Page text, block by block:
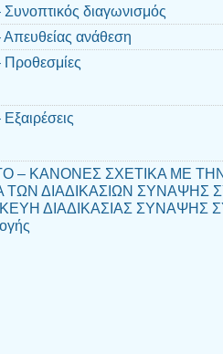
διαγωνισμός
ανάθεση
– ΚΑΝΟΝΕΣ ΣΧΕΤΙΚΑ ΜΕ
ΤΩΝ ΔΙΑΔΙΚΑΣΙΩΝ ΣΥΝΑΨΗΣ
ΔΙΑΔΙΚΑΣΙΑΣ ΣΥΝΑΨΗΣ